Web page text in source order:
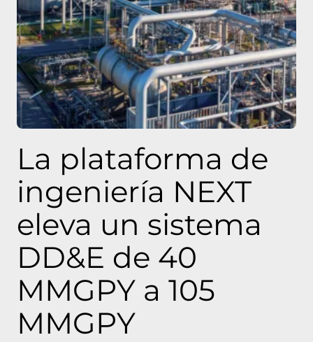
La plataforma de
ingeniería NEXT
eleva un sistema
DD&E de 40
MMGPY a 105
MMGPY